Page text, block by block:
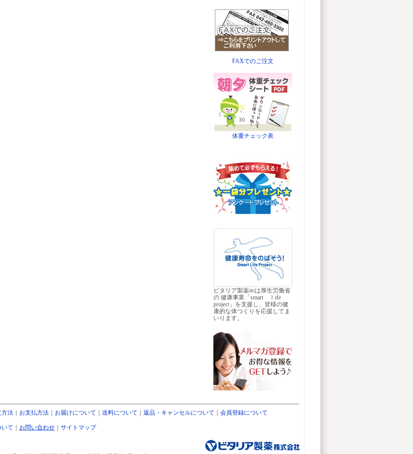
FAXでのご注文
体重チェック表
ビタリア製薬㈱は厚生労働省
の 健康事業「smart ｌife
project」を支援し、皆様の健
康的な体つくりを応援してま
いります。
方法 お支払方法 お届けについて 送料について 返品・キャンセルについて 会員登録について
て お問い合わせ サイトマップ